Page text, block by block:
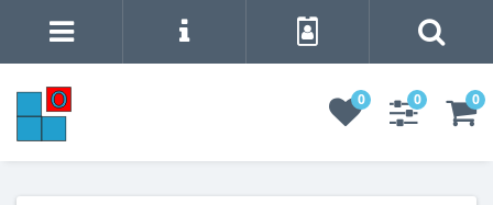
0 0 0